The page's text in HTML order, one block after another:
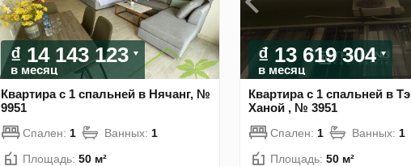
₫ 14 143 123
в месяц
Квартира с 1 спальней в Нячанг, №
9951
Спален: 1 Ванных: 1
Площадь: 50 м²
₫ 13 619 304
в месяц
Квартира с 1 спальней в
Ханой , № 3951
Спален: 1 Ванных: 1
Площадь: 50 м²